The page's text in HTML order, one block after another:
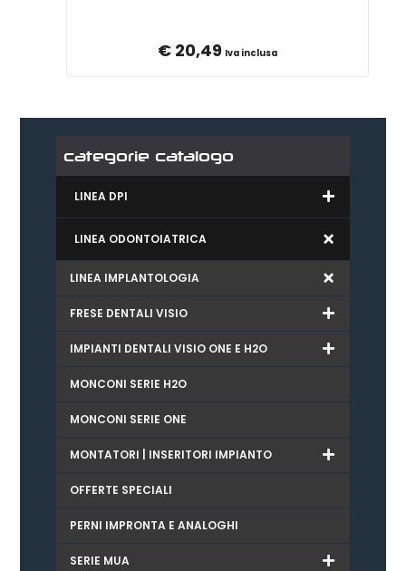
€ 20,49 Iva inclusa
categorie catalogo
LINEA DPI
LINEA ODONTOIATRICA
LINEA IMPLANTOLOGIA
FRESE DENTALI VISIO
IMPIANTI DENTALI VISIO ONE E H2O
MONCONI SERIE H2O
MONCONI SERIE ONE
MONTATORI | INSERITORI IMPIANTO
OFFERTE SPECIALI
PERNI IMPRONTA E ANALOGHI
SERIE MUA